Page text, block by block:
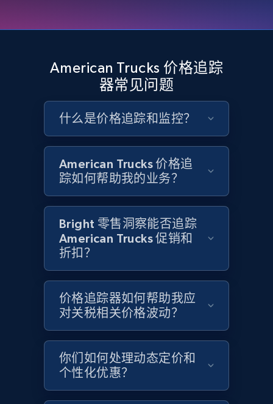
Google Shopping - collects products from
URL, Product id, Title, Product description,
Rating, Reviews count, Images, Variations, and
2.4K+ 199+ 立即开始
Amazon products global dataset
Title, Seller name, Brand, Description, Initial
price, Currency, Availability, Reviews count, and
products by specific category URL
Title, Seller name, Brand, Description, Initial
price, Currency, Availability, Reviews count, and
more.
American Trucks 价格追踪
器常见问题
什么是价格追踪和监控？
American Trucks 价格追
踪如何帮助我的业务？
Bright 零售洞察能否追踪
American Trucks 促销和
折扣？
价格追踪器如何帮助我应
对关税相关价格波动？
你们如何处理动态定价和
个性化优惠？